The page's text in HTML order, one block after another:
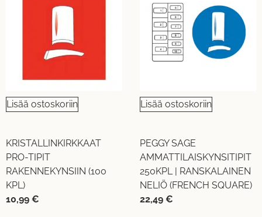
Lisää ostoskoriin
KRISTALLINKIRKKAAT
PRO-TIPIT
RAKENNEKYNSIIN (100
KPL)
10,99 €
Lisää ostoskoriin
PEGGY SAGE
AMMATTILAISKYNSITIPIT
250KPL | RANSKALAINEN
NELIÖ (FRENCH SQUARE)
22,49 €